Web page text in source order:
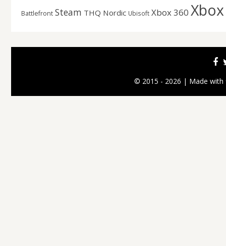
Battlefront Steam THQ Nordic Ubisoft Xbox 360
© 2015 - 2026 | Made